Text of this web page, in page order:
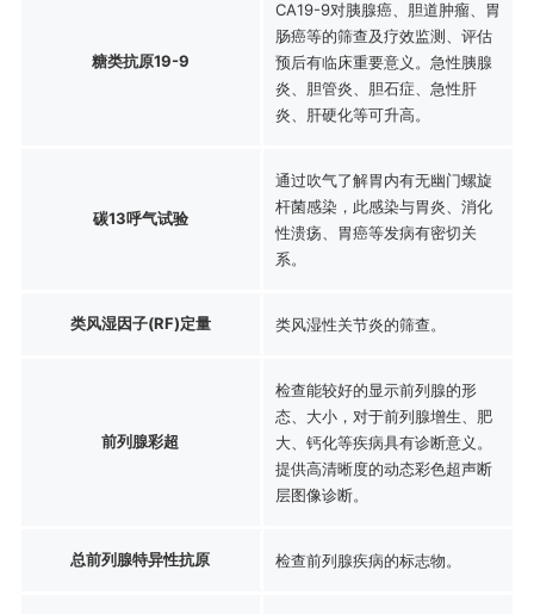
糖类抗原19-9
CA19-9对胰腺癌、胆道肿瘤、胃
肠癌等的筛查及疗效监测、评估
预后有临床重要意义。急性胰腺
炎、胆管炎、胆石症、急性肝
炎、肝硬化等可升高。
碳13呼气试验
通过吹气了解胃内有无幽门螺旋
杆菌感染，此感染与胃炎、消化
性溃疡、胃癌等发病有密切关
系。
类风湿因子(RF)定量 类风湿性关节炎的筛查。
前列腺彩超
检查能较好的显示前列腺的形
态、大小，对于前列腺增生、肥
大、钙化等疾病具有诊断意义。
提供高清晰度的动态彩色超声断
层图像诊断。
总前列腺特异性抗原 检查前列腺疾病的标志物。